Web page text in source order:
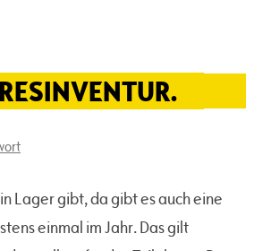
Lager gibt, da gibt es auch eine
einmal im Jahr. Das gilt